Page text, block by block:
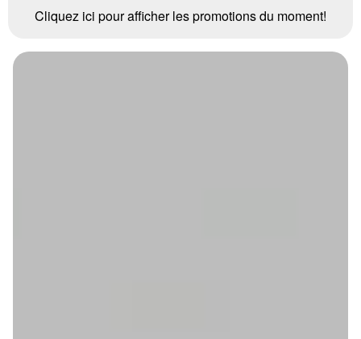
Cliquez ici pour afficher les promotions du moment!